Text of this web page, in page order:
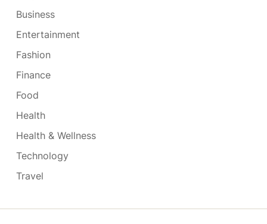
Business
Entertainment
Fashion
Finance
Food
Health
Health & Wellness
Technology
Travel